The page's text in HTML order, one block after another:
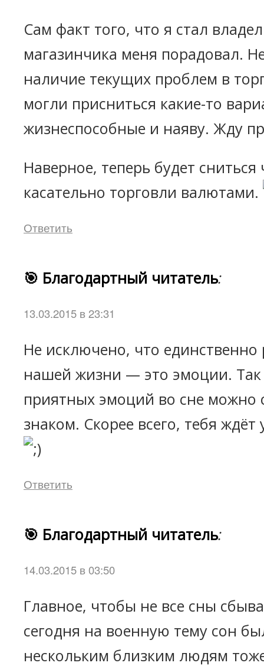
Сам факт того, что я стал
магазинчика меня порадовал.
наличие текущих проблем в
могли присниться какие-то
жизнеспособные и наяву. Жду
Наверное, теперь будет
касательно торговли валютами.
Ответить
🎯 Благодартный читатель:
13.03.2015 в 23:31
Не исключено, что единственно
нашей жизни — это эмоции. Так
приятных эмоций во сне можно
знаком. Скорее всего, тебя ждёт
Ответить
🎯 Благодартный читатель:
14.03.2015 в 03:50
Главное, чтобы не все сны
сегодня на военную тему сон
нескольким близким людям